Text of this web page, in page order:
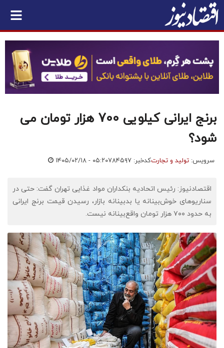
برنج ایرانی کیلویی 700 هزار تومان می
شود؟
سرویس: تولید و تجارتکدخبر: ۷۸۴۵۹۷ ۱۴۰۵/۰۲/۱۸ - ۰۵:۲۰
اقتصادنیوز: رئیس اتحادیه بنکداران مواد غذایی تهران گفت: حتی در
سناریوهای خوش‌بینانه یا بدبینانه بازار، رسیدن قیمت برنج ایرانی
به حدود ۷۰۰ هزار تومان واقع‌بینانه نیست.